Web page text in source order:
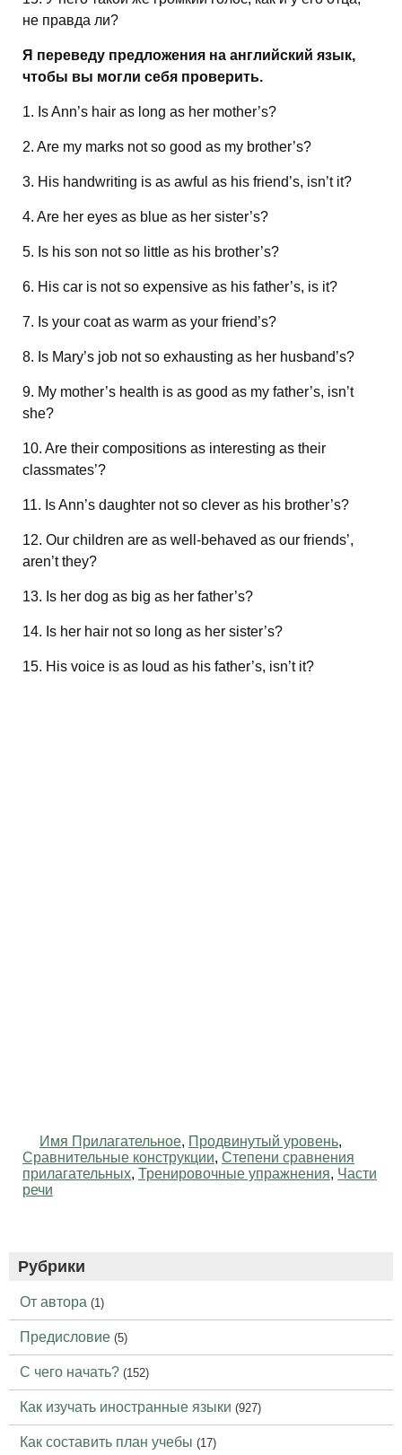
не правда ли?
Я переведу предложения на английский язык,
чтобы вы могли себя проверить.
1. Is Ann’s hair as long as her mother’s?
2. Are my marks not so good as my brother’s?
3. His handwriting is as awful as his friend’s, isn’t it?
4. Are her eyes as blue as her sister’s?
5. Is his son not so little as his brother’s?
6. His car is not so expensive as his father’s, is it?
7. Is your coat as warm as your friend’s?
8. Is Mary’s job not so exhausting as her husband’s?
9. My mother’s health is as good as my father’s, isn’t
she?
10. Are their compositions as interesting as their
classmates’?
11. Is Ann’s daughter not so clever as his brother’s?
12. Our children are as well-behaved as our friends’,
aren’t they?
13. Is her dog as big as her father’s?
14. Is her hair not so long as her sister’s?
15. His voice is as loud as his father’s, isn’t it?
Имя Прилагательное, Продвинутый уровень,
Сравнительные конструкции, Степени сравнения
прилагательных, Тренировочные упражнения, Части
речи
Рубрики
От автора (1)
Предисловие (5)
С чего начать? (152)
Как изучать иностранные языки (927)
Как составить план учебы (17)